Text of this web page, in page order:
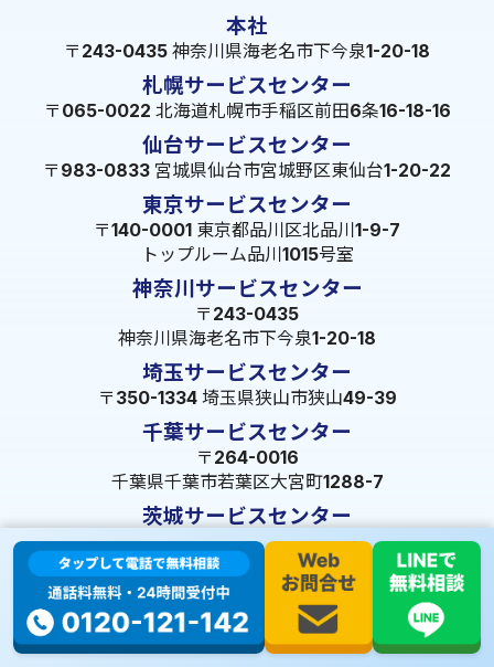
本社
〒243-0435 神奈川県海老名市下今泉1-20-18
札幌サービスセンター
〒065-0022 北海道札幌市手稲区前田6条16-18-16
仙台サービスセンター
〒983-0833 宮城県仙台市宮城野区東仙台1-20-22
東京サービスセンター
〒140-0001 東京都品川区北品川1-9-7
トップルーム品川1015号室
神奈川サービスセンター
〒243-0435
神奈川県海老名市下今泉1-20-18
埼玉サービスセンター
〒350-1334 埼玉県狭山市狭山49-39
千葉サービスセンター
〒264-0016
千葉県千葉市若葉区大宮町1288-7
茨城サービスセンター
〒309-1717 茨城県笠間市旭町322-2 102号
長野サービスセンター
〒380-0921 長野県長野市大字栗田653-141 皐月ビル
名古屋サービスセンター
〒455-0014 名古屋市港区港楽3-13-22